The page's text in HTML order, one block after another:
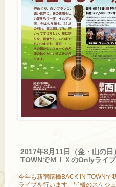
2017年8月11日（金・山の
TOWNでＭＩＸのOnlyライブ
今年も新宿曙橋BACK IN TOWNで
ライブを行います。皆様のスケジ